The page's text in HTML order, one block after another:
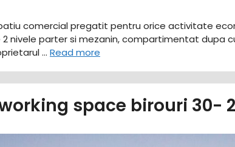
comercial pregatit pentru orice activitate
nivele parter si mezanin, compartimentat
… Read more
space birouri